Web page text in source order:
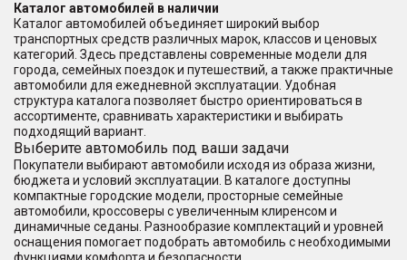
Каталог автомобилей в наличии
Каталог автомобилей объединяет широкий выбор
транспортных средств различных марок, классов и ценовых
категорий. Здесь представлены современные модели для
города, семейных поездок и путешествий, а также практичные
автомобили для ежедневной эксплуатации. Удобная
структура каталога позволяет быстро ориентироваться в
ассортименте, сравнивать характеристики и выбирать
подходящий вариант.
Выберите автомобиль под ваши задачи
Покупатели выбирают автомобили исходя из образа жизни,
бюджета и условий эксплуатации. В каталоге доступны
компактные городские модели, просторные семейные
автомобили, кроссоверы с увеличенным клиренсом и
динамичные седаны. Разнообразие комплектаций и уровней
оснащения помогает подобрать автомобиль с необходимыми